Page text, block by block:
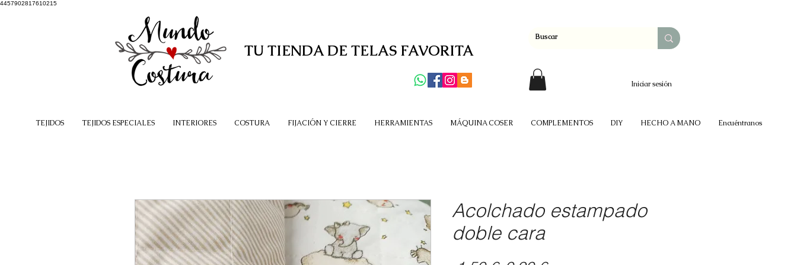
4457902817610215
TU TIENDA DE TELAS FAVORITA
Iniciar sesión
TEJIDOS TEJIDOS ESPECIALES INTERIORES COSTURA FIJACIÓN Y CIERRE HERRAMIENTAS MÁQUINA COSER COMPLEMENTOS DIY HECHO A MANO Encuéntranos
Acolchado estampado
doble cara